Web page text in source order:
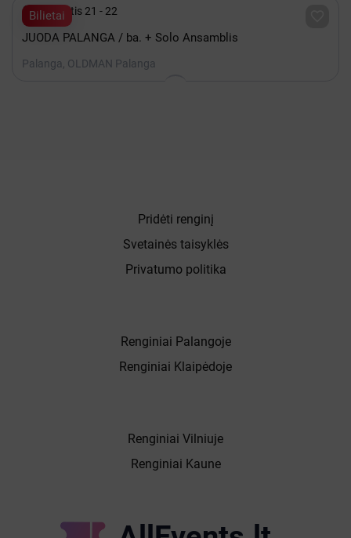
Bilietai
 Rugpjūtis 21 - 22
JUODA PALANGA / ba. + Solo Ansamblis
Palanga, OLDMAN Palanga
Renginiai Vilniuje
Renginiai Kaune
Renginiai Palangoje
Renginiai Klaipėdoje
Pridėti renginį
Svetainės taisyklės
Privatumo politika